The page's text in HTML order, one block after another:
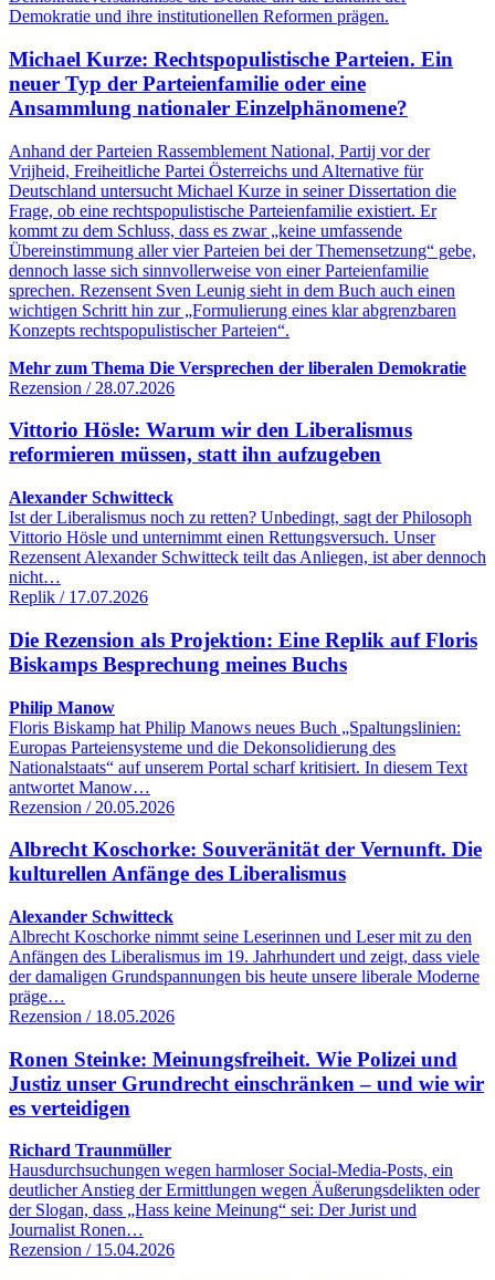
Demokratie und ihre institutionellen Reformen prägen.
Michael Kurze: Rechtspopulistische Parteien. Ein
neuer Typ der Parteienfamilie oder eine
Ansammlung nationaler Einzelphänomene?
Anhand der Parteien Rassemblement National, Partij vor der
Vrijheid, Freiheitliche Partei Österreichs und Alternative für
Deutschland untersucht Michael Kurze in seiner Dissertation die
Frage, ob eine rechtspopulistische Parteienfamilie existiert. Er
kommt zu dem Schluss, dass es zwar „keine umfassende
Übereinstimmung aller vier Parteien bei der Themensetzung“ gebe,
dennoch lasse sich sinnvollerweise von einer Parteienfamilie
sprechen. Rezensent Sven Leunig sieht in dem Buch auch einen
wichtigen Schritt hin zur „Formulierung eines klar abgrenzbaren
Konzepts rechtspopulistischer Parteien“.
Mehr zum Thema Die Versprechen der liberalen Demokratie
Rezension / 28.07.2026
Vittorio Hösle: Warum wir den Liberalismus
reformieren müssen, statt ihn aufzugeben
Alexander Schwitteck
Ist der Liberalismus noch zu retten? Unbedingt, sagt der Philosoph
Vittorio Hösle und unternimmt einen Rettungsversuch. Unser
Rezensent Alexander Schwitteck teilt das Anliegen, ist aber dennoch
nicht…
Replik / 17.07.2026
Die Rezension als Projektion: Eine Replik auf Floris
Biskamps Besprechung meines Buchs
Philip Manow
Floris Biskamp hat Philip Manows neues Buch „Spaltungslinien:
Europas Parteiensysteme und die Dekonsolidierung des
Nationalstaats“ auf unserem Portal scharf kritisiert. In diesem Text
antwortet Manow…
Rezension / 20.05.2026
Albrecht Koschorke: Souveränität der Vernunft. Die
kulturellen Anfänge des Liberalismus
Alexander Schwitteck
Albrecht Koschorke nimmt seine Leserinnen und Leser mit zu den
Anfängen des Liberalismus im 19. Jahrhundert und zeigt, dass viele
der damaligen Grundspannungen bis heute unsere liberale Moderne
präge…
Rezension / 18.05.2026
Ronen Steinke: Meinungsfreiheit. Wie Polizei und
Justiz unser Grundrecht einschränken – und wie wir
es verteidigen
Richard Traunmüller
Hausdurchsuchungen wegen harmloser Social-Media-Posts, ein
deutlicher Anstieg der Ermittlungen wegen Äußerungsdelikten oder
der Slogan, dass „Hass keine Meinung“ sei: Der Jurist und
Journalist Ronen…
Rezension / 15.04.2026